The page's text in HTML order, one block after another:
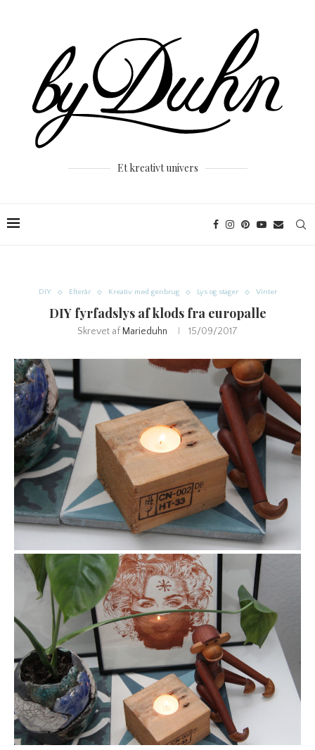
Et kreativt univers
DIY Efterår Kreativ med genbrug Lys og stager Vinter
DIY fyrfadslys af klods fra europalle
Skrevet af Marieduhn 15/09/2017